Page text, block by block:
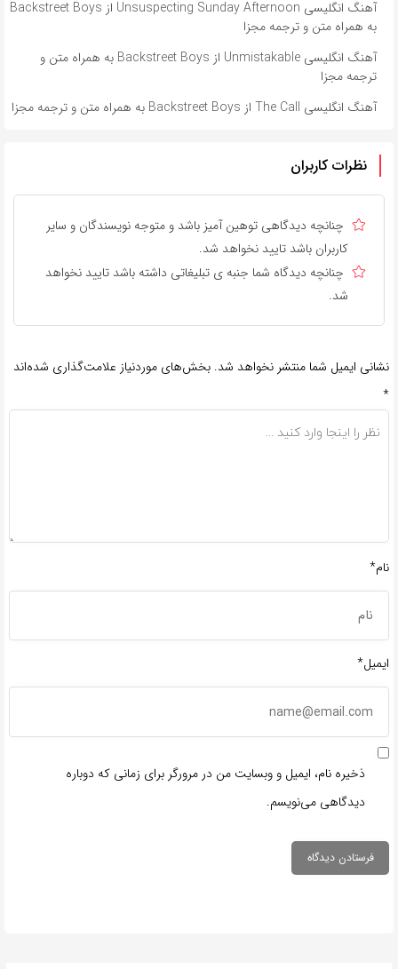
آهنگ انگلیسی Unsuspecting Sunday Afternoon از Backstreet Boys
به همراه متن و ترجمه مجزا
آهنگ انگلیسی Unmistakable از Backstreet Boys به همراه متن و
ترجمه مجزا
آهنگ انگلیسی The Call از Backstreet Boys به همراه متن و ترجمه مجزا
نظرات کاربران
چنانچه دیدگاهی توهین آمیز باشد و متوجه نویسندگان و سایر
کاربران باشد تایید نخواهد شد.
چنانچه دیدگاه شما جنبه ی تبلیغاتی داشته باشد تایید نخواهد
شد.
نشانی ایمیل شما منتشر نخواهد شد. بخش‌های موردنیاز علامت‌گذاری شده‌اند
*
نام*
ایمیل*
ذخیره نام، ایمیل و وبسایت من در مرورگر برای زمانی که دوباره
دیدگاهی می‌نویسم.